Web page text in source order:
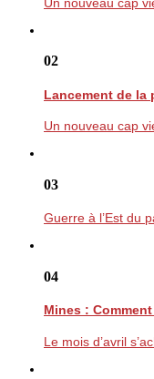
02
Lancement de la
Un nouveau cap
03
Guerre à l’Est du
04
Mines :
Le mois d’avril